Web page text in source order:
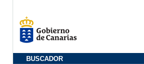
BUSCADOR